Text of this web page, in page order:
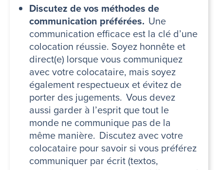
Discutez de vos méthodes de
communication préférées. Une
communication efficace est la clé d’une
colocation réussie. Soyez honnête et
direct(e) lorsque vous communiquez
avec votre colocataire, mais soyez
également respectueux et évitez de
porter des jugements. Vous devez
aussi garder à l’esprit que tout le
monde ne communique pas de la
même manière. Discutez avec votre
colocataire pour savoir si vous préférez
communiquer par écrit (textos,